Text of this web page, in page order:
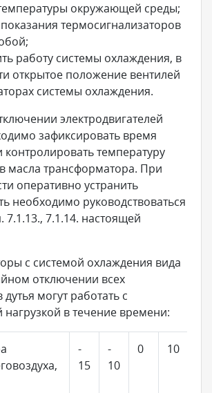
окружающей среды;
термосигнализаторов
работу системы охлаждения, в
открытое положение вентилей
системы охлаждения.
электродвигателей
зафиксировать время
температуру
масла трансформатора. При
оперативно устранить
необходимо руководствоваться
7.1.13., 7.1.14. настоящей
с системой охлаждения вида
отключении всех
могут работать с
в течение времени:
-
15
-
10
0 10